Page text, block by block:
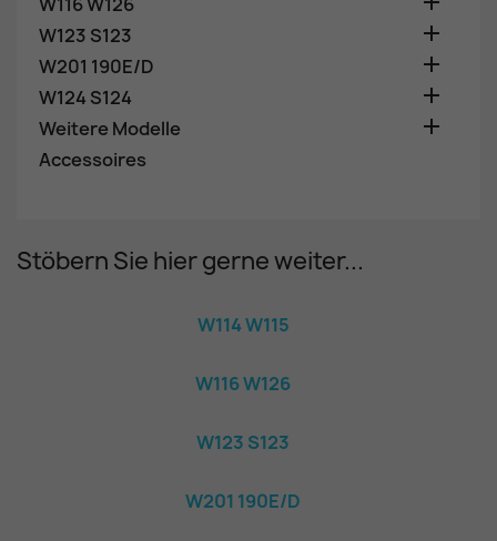
W123 S123 
W201 190E/D 
W124 S124 
Weitere Modelle 
Accessoires
Stöbern Sie hier gerne weiter...
W114 W115
W116 W126
W123 S123
W201 190E/D